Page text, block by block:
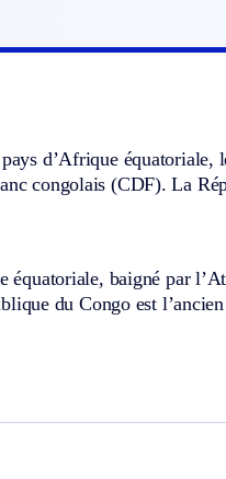
d’Afrique équatoriale,
congolais (CDF). La
baigné par
du Congo est